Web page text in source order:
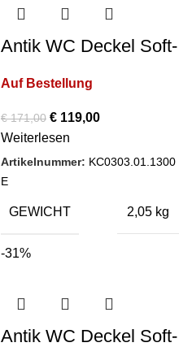
Antik WC Deckel Soft-
Auf Bestellung
€171,00 € 119,00
Weiterlesen
Artikelnummer: KC0303.01.1300
E
GEWICHT 2,05 kg
-31%
Antik WC Deckel Soft-